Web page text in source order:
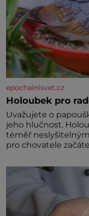
Prostor, který
Je to svět, který se
dětských krůčků až
pokoj podporuje
odpočinek a
specifické potřeby
jednoduchost,
miminka měl
Předškolní věk je